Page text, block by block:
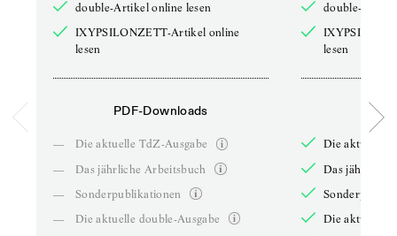
double-Artikel online lesen
IXYPSILONZETT-Artikel online
lesen
PDF-Downloads
—
Die aktuelle TdZ-Ausgabe
—
Das jährliche Arbeitsbuch
—
Sonderpublikationen
—
Die aktuelle double-Ausgabe
double-
lesen
Die aktuelle
Das jährliche
Die aktuelle